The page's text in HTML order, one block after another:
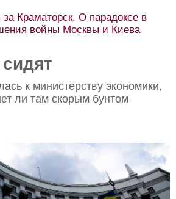
О парадоксе в
Москвы и Киева
к министерству экономики,
ли там скорым бунтом